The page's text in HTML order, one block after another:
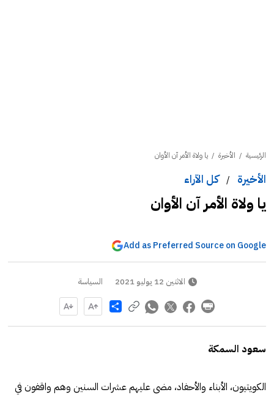
الرئيسية / الأخيرة / يا ولاة الأمر آن الأوان
الأخيرة /كل الآراء
يا ولاة الأمر آن الأوان
Add as Preferred Source on Google
الاثنين 12 يوليو 2021 السياسة
Share
سعود السمكة
الكويتيون، الأبناء والأحفاد، مضى عليهم عشرات السنين وهم واقفون في